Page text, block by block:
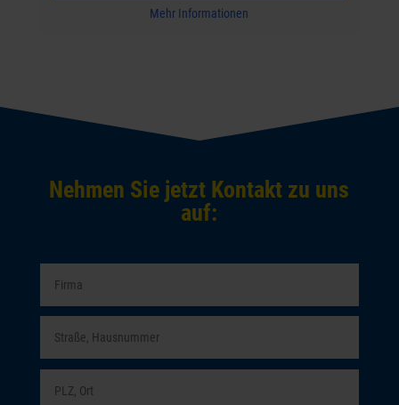
Mehr Informationen
Nehmen Sie jetzt Kontakt zu uns
auf: